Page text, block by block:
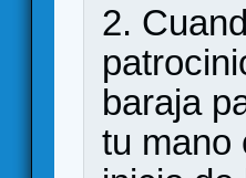
2.
baraja
tu mano